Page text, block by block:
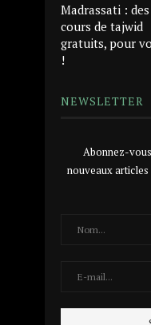
Madrassati : des
cours de tajwid
gratuits, pour
!
NEWSLETTER
Abonnez-
nouveaux